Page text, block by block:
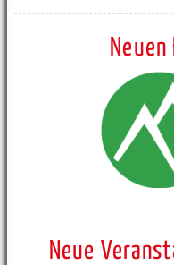
Neue